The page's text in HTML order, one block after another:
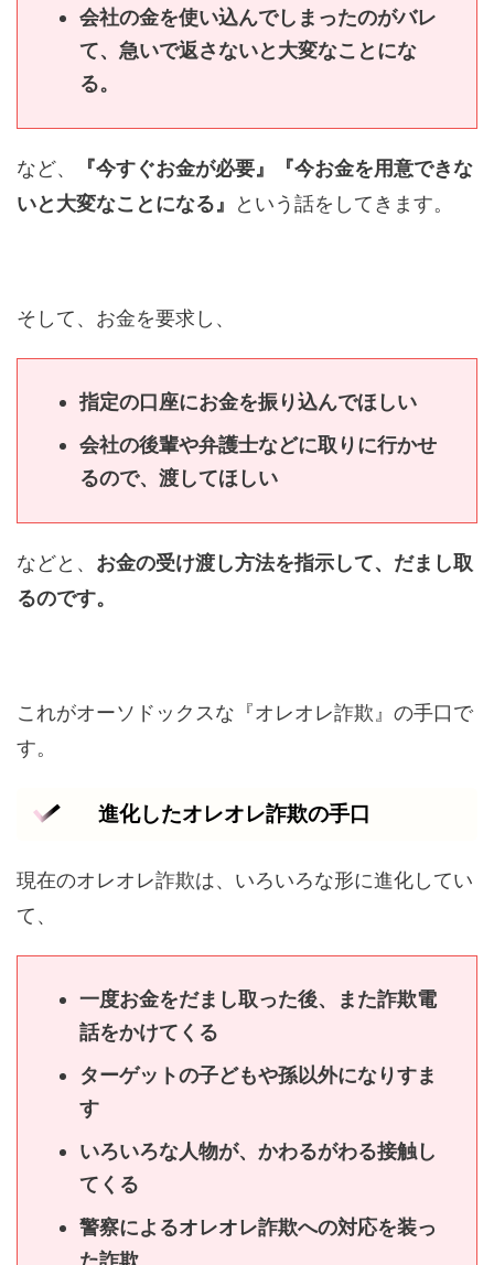
会社の金を使い込んでしまったのがバレ
て、急いで返さないと大変なことにな
る。
など、
『今すぐお金が必要』『今お金を用意できな
いと大変なことになる』
という話をしてきます。
そして、お金を要求し、
指定の口座にお金を振り込んでほしい
会社の後輩や弁護士などに取りに行かせ
るので、渡してほしい
などと、 お金の受け渡し方法を指示して、だまし取
るのです。
これがオーソドックスな『オレオレ詐欺』の手口で
す。
進化したオレオレ詐欺の手口
現在のオレオレ詐欺は、いろいろな形に進化してい
て、
一度お金をだまし取った後、また詐欺電
話をかけてくる
ターゲットの子どもや孫以外になりすま
す
いろいろな人物が、かわるがわる接触し
てくる
警察によるオレオレ詐欺への対応を装っ
た詐欺